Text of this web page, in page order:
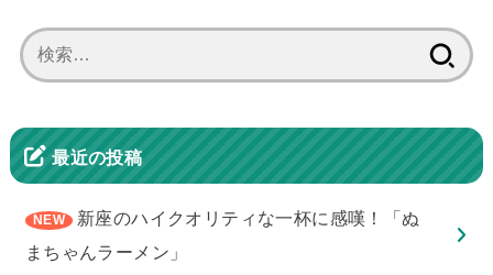
索:
最近の投稿
新座のハイクオリティな一杯に感嘆！「ぬ
まちゃんラーメン」